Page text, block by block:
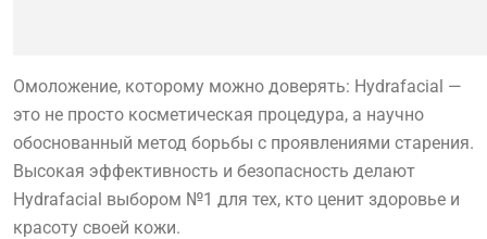
Омоложение, которому можно доверять: Hydrafacial —
это не просто косметическая процедура, а научно
обоснованный метод борьбы с проявлениями старения.
Высокая эффективность и безопасность делают
Hydrafacial выбором №1 для тех, кто ценит здоровье и
красоту своей кожи.